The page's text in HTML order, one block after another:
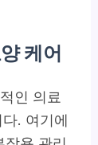
케어
인 의료
. 여기에